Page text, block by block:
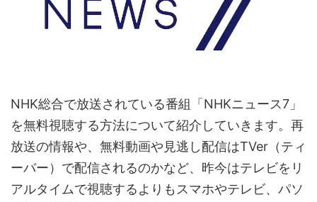
NHK総合で放送されている番組「NHKニュース7」
を無料視聴する方法について紹介していきます。再
放送の情報や、無料動画や見逃し配信はTVer（ティ
ーバー）で配信されるのかなど、昨今はテレビをリ
アルタイムで視聴するよりもスマホやテレビ、パソ